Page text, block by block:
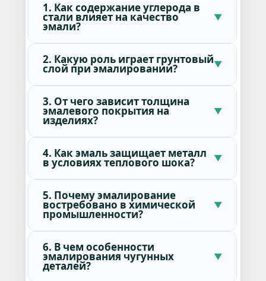
1. Как содержание углерода в
стали влияет на качество
эмали?
2. Какую роль играет грунтовый
слой при эмалировании?
3. От чего зависит толщина
эмалевого покрытия на
изделиях?
4. Как эмаль защищает металл
в условиях теплового шока?
5. Почему эмалирование
востребовано в химической
промышленности?
6. В чем особенности
эмалирования чугунных
деталей?